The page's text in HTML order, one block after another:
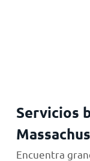
Servicios
Encuentra